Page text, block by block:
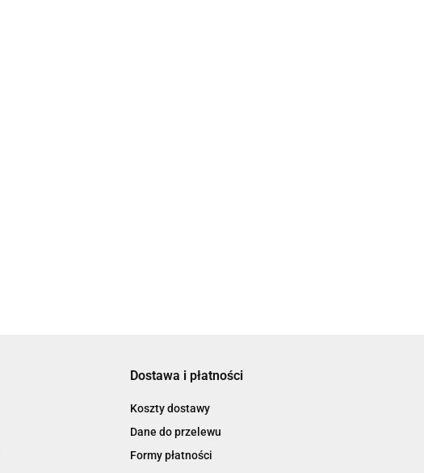
Dostawa i płatności
Koszty dostawy
Dane do przelewu
Formy płatności